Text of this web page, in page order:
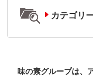
カテゴリ
味の素グループは、